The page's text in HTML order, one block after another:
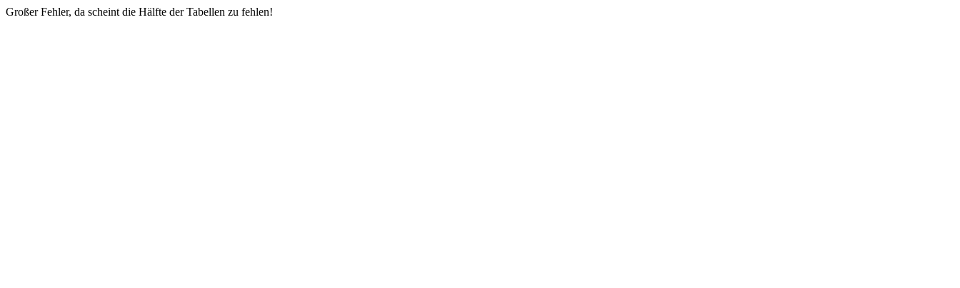
Großer Fehler, da scheint die Hälfte der Tabellen zu fehlen!